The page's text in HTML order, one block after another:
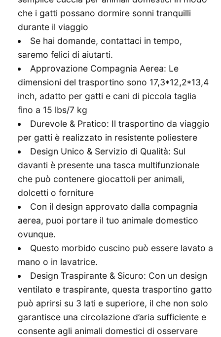
che i gatti possano dormire sonni tranquilli
durante il viaggio
Se hai domande, contattaci in tempo,
saremo felici di aiutarti.
Approvazione Compagnia Aerea: Le
dimensioni del trasportino sono 17,3*12,2*13,4
inch, adatto per gatti e cani di piccola taglia
fino a 15 lbs/7 kg
Durevole & Pratico: Il trasportino da viaggio
per gatti è realizzato in resistente poliestere
Design Unico & Servizio di Qualità: Sul
davanti è presente una tasca multifunzionale
che può contenere giocattoli per animali,
dolcetti o forniture
Con il design approvato dalla compagnia
aerea, puoi portare il tuo animale domestico
ovunque.
Questo morbido cuscino può essere lavato a
mano o in lavatrice.
Design Traspirante & Sicuro: Con un design
ventilato e traspirante, questa trasportino gatto
può aprirsi su 3 lati e superiore, il che non solo
garantisce una circolazione d’aria sufficiente e
consente agli animali domestici di osservare